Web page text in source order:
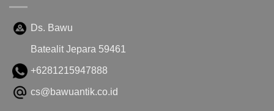
Ds. Bawu
Batealit Jepara 59461
+6281215947888
cs@bawuantik.co.id